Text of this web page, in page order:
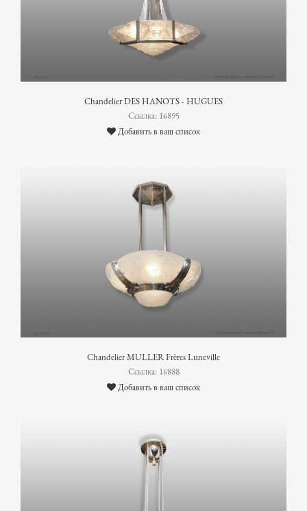
Chandelier DES HANOTS - HUGUES
Ссылка: 16895
Добавить в ваш список
Chandelier MULLER Frères Luneville
Ссылка: 16888
Добавить в ваш список